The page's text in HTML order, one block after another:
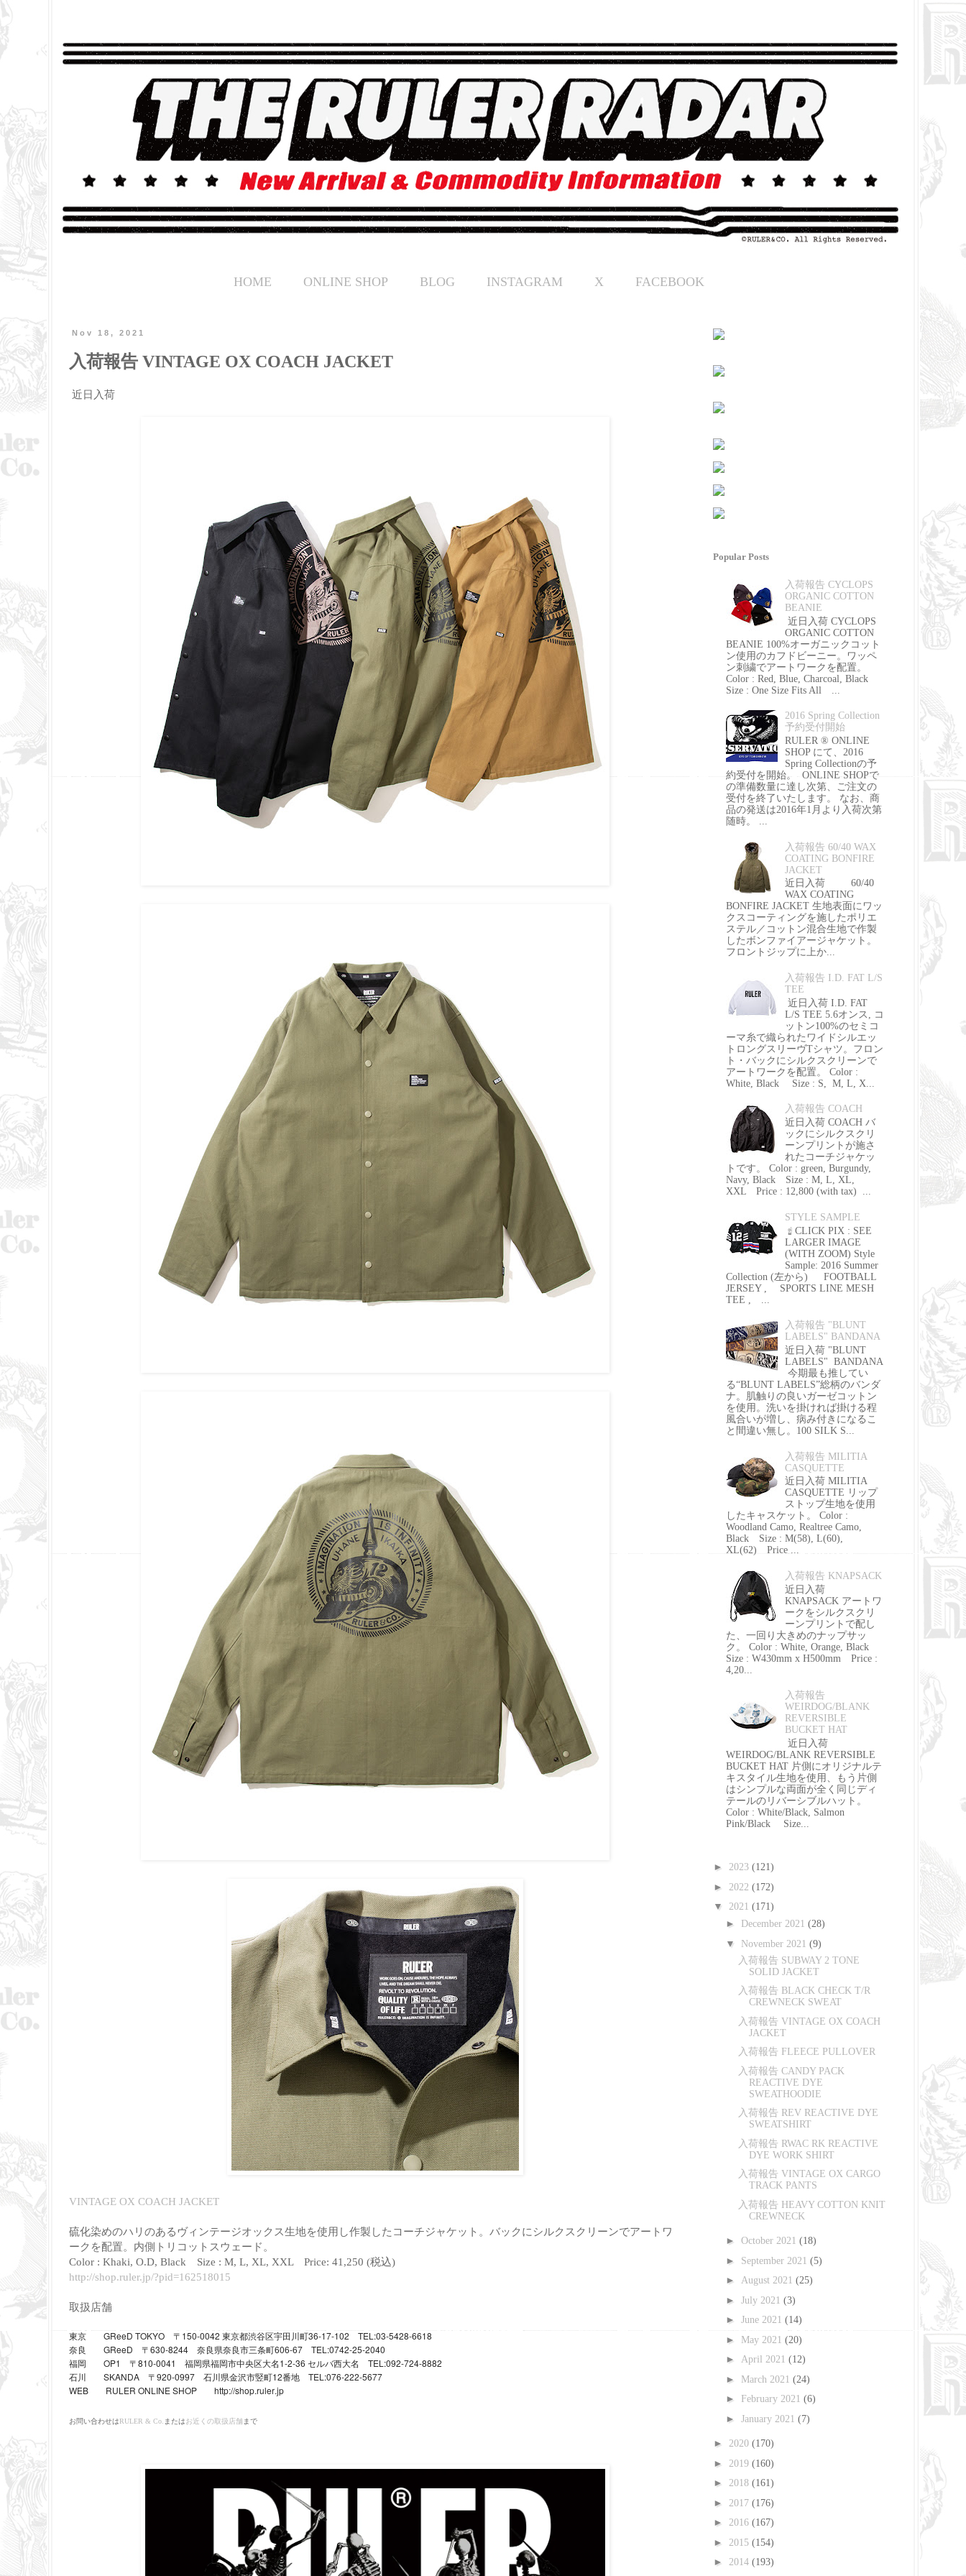
HOME ONLINE SHOP BLOG INSTAGRAM X FACEBOOK
Nov 18, 2021
入荷報告 VINTAGE OX COACH JACKET
近日入荷
VINTAGE OX COACH JACKET
硫化染めのハリのあるヴィンテージオックス生地を使用し作製したコーチジャケット。バックにシルクスクリーンでアートワ
ークを配置。内側トリコットスウェード。
Color : Khaki, O.D, Black Size : M, L, XL, XXL Price: 41,250 (税込)
http://shop.ruler.jp/?pid=162518015
取扱店舗
東京 GReeD TOKYO 〒 150-0042 東京都渋谷区宇田川町36-17-102 TEL:03-5428-6618
奈良 GReeD 〒 630-8244 奈良県奈良市三条町606-67 TEL:0742-25-2040
福岡 OP1 〒 810-0041 福岡県福岡市中央区大名 1-2-36 セルバ西大名 TEL:092-724-8882
石川 SKANDA 〒 920-0997 石川県金沢市竪町12番地 TEL:076-222-5677
WEB
RULER ONLINE SHOP http://shop.ruler.jp
お問い合わせはRULER & Co. またはお近くの取扱店舗 まで
Popular Posts
入荷報告 CYCLOPS
ORGANIC COTTON
BEANIE
近日入荷 CYCLOPS
ORGANIC COTTON
BEANIE 100%オーガニックコット
ン使用のカフドビーニー。ワッペ
ン刺繍でアートワークを配置。
Color : Red, Blue, Charcoal, Black
Size : One Size Fits All ...
2016 Spring Collection
予約受付開始
RULER ® ONLINE
SHOP にて、2016
Spring Collectionの予
約受付を開始。 ONLINE SHOPで
の準備数量に達し次第、ご注文の
受付を終了いたします。 なお、商
品の発送は2016年1月より入荷次第
随時。 ...
入荷報告 60/40 WAX
COATING BONFIRE
JACKET
近日入荷 60/40
WAX COATING
BONFIRE JACKET 生地表面にワッ
クスコーティングを施したポリエ
ステル／コットン混合生地で作製
したボンファイアージャケット。
フロントジップに上か...
入荷報告 I.D. FAT L/S
TEE
近日入荷 I.D. FAT
L/S TEE 5.6オンス, コ
ットン100%のセミコ
ーマ糸で織られたワイドシルエッ
トロングスリーヴTシャツ。フロン
ト・バックにシルクスクリーンで
アートワークを配置。 Color :
White, Black Size : S, M, L, X...
入荷報告 COACH
近日入荷 COACH バ
ックにシルクスクリ
ーンプリントが施さ
れたコーチジャケッ
トです。 Color : green, Burgundy,
Navy, Black Size : M, L, XL,
XXL Price : 12,800 (with tax) ...
STYLE SAMPLE
☝ CLICK PIX : SEE
LARGER IMAGE
(WITH ZOOM) Style
Sample: 2016 Summer
Collection (左から) FOOTBALL
JERSEY , SPORTS LINE MESH
TEE , ...
入荷報告 "BLUNT
LABELS" BANDANA
近日入荷 "BLUNT
LABELS" BANDANA
今期最も推してい
る“BLUNT LABELS”総柄のバンダ
ナ。肌触りの良いガーゼコットン
を使用。洗いを掛ければ掛ける程
風合いが増し、病み付きになるこ
と間違い無し。100 SILK S...
入荷報告 MILITIA
CASQUETTE
近日入荷 MILITIA
CASQUETTE リップ
ストップ生地を使用
したキャスケット。 Color :
Woodland Camo, Realtree Camo,
Black Size : M(58), L(60),
XL(62) Price ...
入荷報告 KNAPSACK
近日入荷
KNAPSACK アートワ
ークをシルクスクリ
ーンプリントで配し
た、一回り大きめのナップサッ
ク。 Color : White, Orange, Black
Size : W430mm x H500mm Price :
4,20...
入荷報告
WEIRDOG/BLANK
REVERSIBLE
BUCKET HAT
近日入荷
WEIRDOG/BLANK REVERSIBLE
BUCKET HAT 片側にオリジナルテ
キスタイル生地を使用、もう片側
はシンプルな両面が全く同じディ
テールのリバーシブルハット。
Color : White/Black, Salmon
Pink/Black Size...
► 2023 (121)
► 2022 (172)
▼ 2021 (171)
► December 2021 (28)
▼ November 2021 (9)
入荷報告 SUBWAY 2 TONE
SOLID JACKET
入荷報告 BLACK CHECK T/R
CREWNECK SWEAT
入荷報告 VINTAGE OX COACH
JACKET
入荷報告 FLEECE PULLOVER
入荷報告 CANDY PACK
REACTIVE DYE
SWEATHOODIE
入荷報告 REV REACTIVE DYE
SWEATSHIRT
入荷報告 RWAC RK REACTIVE
DYE WORK SHIRT
入荷報告 VINTAGE OX CARGO
TRACK PANTS
入荷報告 HEAVY COTTON KNIT
CREWNECK
► October 2021 (18)
► September 2021 (5)
► August 2021 (25)
► July 2021 (3)
► June 2021 (14)
► May 2021 (20)
► April 2021 (12)
► March 2021 (24)
► February 2021 (6)
► January 2021 (7)
► 2020 (170)
► 2019 (160)
► 2018 (161)
► 2017 (176)
► 2016 (167)
► 2015 (154)
► 2014 (193)